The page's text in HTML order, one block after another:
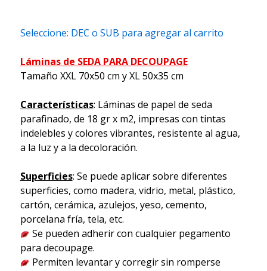
Seleccione: DEC o SUB para agregar al carrito
Láminas de SEDA PARA DECOUPAGE
Tamaño XXL 70x50 cm y XL 50x35 cm
Características: Láminas de papel de seda
parafinado, de 18 gr x m2, impresas con tintas
indelebles y colores vibrantes, resistente al agua,
a la luz y a la decoloración.
Superficies: Se puede aplicar sobre diferentes
superficies, como madera, vidrio, metal, plástico,
cartón, cerámica, azulejos, yeso, cemento,
porcelana fría, tela, etc.
Se pueden adherir con cualquier pegamento
para decoupage.
Permiten levantar y corregir sin romperse